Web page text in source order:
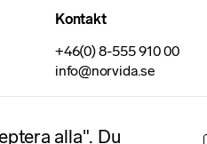
Kontakt
+46(0) 8-555 910 00
info@norvida.se
alla". Du